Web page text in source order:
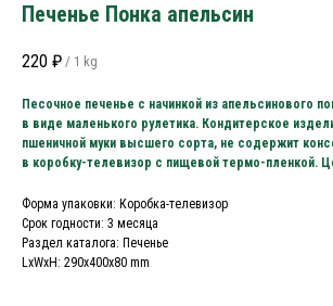
Печенье Понка апельсин
220 ₽ / 1 kg
Песочное печенье с начинкой из апельсинового
в виде маленького рулетика. Кондитерское
пшеничной муки высшего сорта, не содержит
в коробку-телевизор с пищевой термо-пленкой.
Форма упаковки: Коробка-телевизор
Срок годности: 3 месяца
Раздел каталога: Печенье
LxWxH: 290x400x80 mm